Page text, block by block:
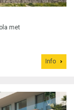
met
Info